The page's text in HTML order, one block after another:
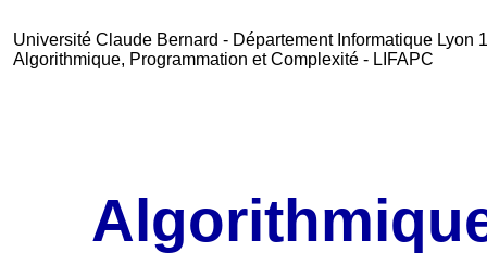
Université Claude Bernard - Département Informatique Lyon 1
Algorithmique, Programmation et Complexité - LIFAPC